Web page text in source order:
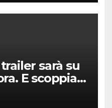
sarà su
E scoppia